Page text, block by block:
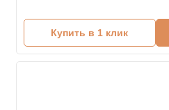
Купить в 1 клик